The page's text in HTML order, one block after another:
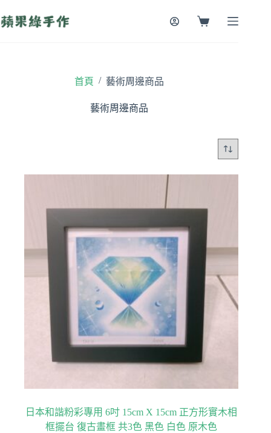
至
購
首頁 / 藝術周邊商品
藝術周邊商品
日本和諧粉彩專用 6吋 15cm X 15cm 正方形實木相
框擺台 復古畫框 共3色 黑色 白色 原木色